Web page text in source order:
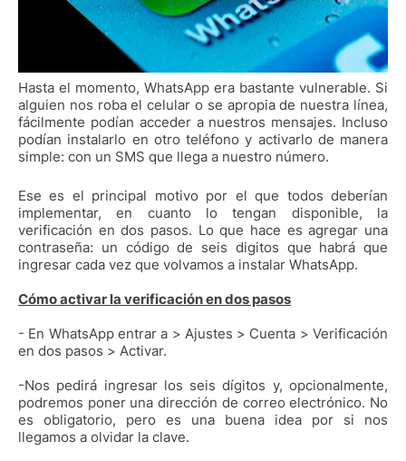
Hasta el momento, WhatsApp era bastante vulnerable. Si
alguien nos roba el celular o se apropia de nuestra línea,
fácilmente podían acceder a nuestros mensajes. Incluso
podían instalarlo en otro teléfono y activarlo de manera
simple: con un SMS que llega a nuestro número.
Ese es el principal motivo por el que todos deberían
implementar, en cuanto lo tengan disponible, la
verificación en dos pasos. Lo que hace es agregar una
contraseña: un código de seis digitos que habrá que
ingresar cada vez que volvamos a instalar WhatsApp.
Cómo activar la verificación en dos pasos
- En WhatsApp entrar a > Ajustes > Cuenta > Verificación
en dos pasos > Activar.
-Nos pedirá ingresar los seis dígitos y, opcionalmente,
podremos poner una dirección de correo electrónico. No
es obligatorio, pero es una buena idea por si nos
llegamos a olvidar la clave.